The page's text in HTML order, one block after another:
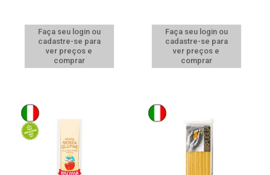
Faça seu login ou
cadastre-se para
ver preços e
comprar
Faça seu login ou
cadastre-se para
ver preços e
comprar